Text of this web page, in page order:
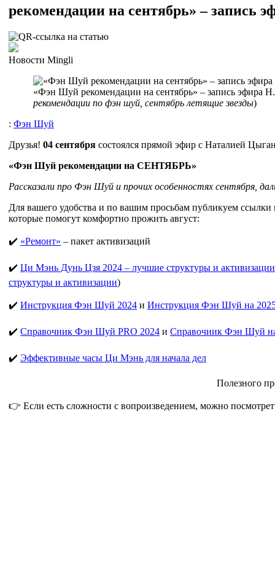
рекомендации на сентябрь» – запись
Новости Mingli
«Фэн Шуй рекомендации на сентябрь» – запись эфира
рекомендации по фэн шуй, сентябрь летящие звезды)
: Фэн Шуй
Друзья! 04 сентября состоялся прямой эфир с Наталией
«Фэн Шуй рекомендации на СЕНТЯБРЬ»
Рассказали про Фэн Шуй и прочих особенностях сентября,
Для вашего удобства и по вашим просьбам публикуем
которые помогут комфортно прожить август:
✔️ «Ремонт» – пакет активизаций
✔️ Ци Мэнь Дунь Цзя 2024 – лучшие структуры и активизации
структуры и активизации)
✔️ Инструкция Фэн Шуй 2024 и Инструкция Фэн Шуй на
✔️ Справочник Фэн Шуй PRO 2024 и Справочник Фэн Шуй
✔️ Эффективные часы Ци Мэнь для начала дел
Полезного
👉 Если есть сложности с вопроизведением, можно